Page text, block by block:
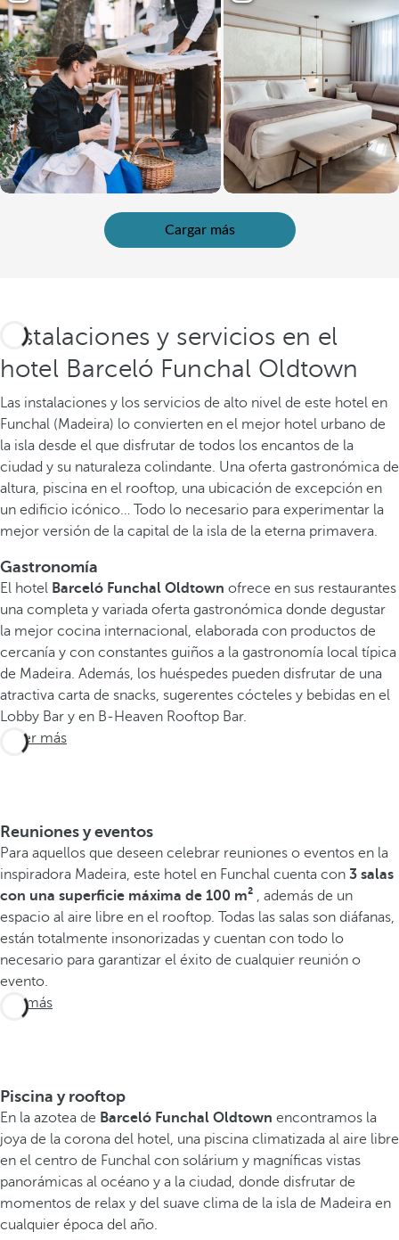
Cargar más
Instalaciones y servicios en el
hotel Barceló Funchal Oldtown
Las instalaciones y los servicios de alto nivel de este hotel en
Funchal (Madeira) lo convierten en el mejor hotel urbano de
la isla desde el que disfrutar de todos los encantos de la
ciudad y su naturaleza colindante. Una oferta gastronómica de
altura, piscina en el rooftop, una ubicación de excepción en
un edificio icónico… Todo lo necesario para experimentar la
mejor versión de la capital de la isla de la eterna primavera.
Gastronomía
El hotel Barceló Funchal Oldtown ofrece en sus restaurantes
una completa y variada oferta gastronómica donde degustar
la mejor cocina internacional, elaborada con productos de
cercanía y con constantes guiños a la gastronomía local típica
de Madeira. Además, los huéspedes pueden disfrutar de una
atractiva carta de snacks, sugerentes cócteles y bebidas en el
Lobby Bar y en B-Heaven Rooftop Bar.
Saber más
Reuniones y eventos
Para aquellos que deseen celebrar reuniones o eventos en la
inspiradora Madeira, este hotel en Funchal cuenta con 3 salas
con una superficie máxima de 100 m² , además de un
espacio al aire libre en el rooftop. Todas las salas son diáfanas,
están totalmente insonorizadas y cuentan con todo lo
necesario para garantizar el éxito de cualquier reunión o
evento.
Ver más
Piscina y rooftop
En la azotea de Barceló Funchal Oldtown encontramos la
joya de la corona del hotel, una piscina climatizada al aire libre
en el centro de Funchal con solárium y magníficas vistas
panorámicas al océano y a la ciudad, donde disfrutar de
momentos de relax y del suave clima de la isla de Madeira en
cualquier época del año.